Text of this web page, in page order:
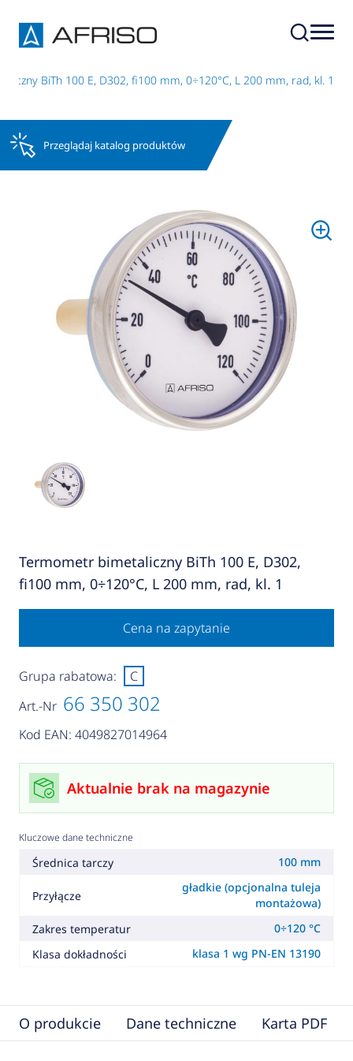
BiTh 100 E, D302, fi100 mm, 0÷120°C, L 200 mm, rad, kl. 1
Przeglądaj katalog produktów
Termometr bimetaliczny BiTh 100 E, D302,
fi100 mm, 0÷120°C, L 200 mm, rad, kl. 1
Cena na zapytanie
Art.-Nr 66 350 302
Kod EAN: 4049827014964
Grupa rabatowa: C
Aktualnie brak na magazynie
Kluczowe dane techniczne
Średnica tarczy 100 mm
Przyłącze
gładkie (opcjonalna tuleja
montażowa)
Zakres temperatur
0÷120 °C
Klasa dokładności
klasa 1 wg PN-EN 13190
O produkcie Dane techniczne Karta PDF